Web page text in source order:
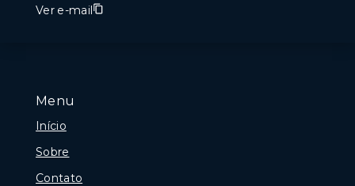
Menu
Início
Sobre
Contato
Ver e-mail